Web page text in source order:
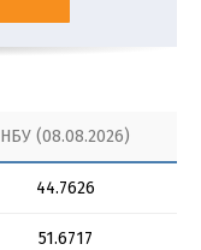
НБУ (08.08.2026)
44.7626
51.6717